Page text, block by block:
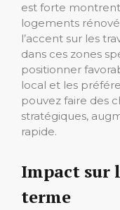
est forte
logements
l’accent sur les
dans ces zones
positionner
local et les
pouvez faire des
stratégiques,
rapide.
Impact sur
terme